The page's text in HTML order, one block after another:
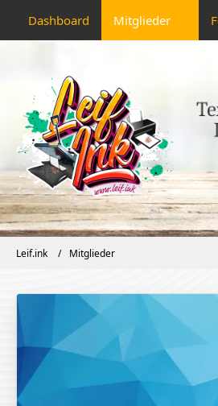
Dashboard Mitglieder
Leif.ink Mitglieder